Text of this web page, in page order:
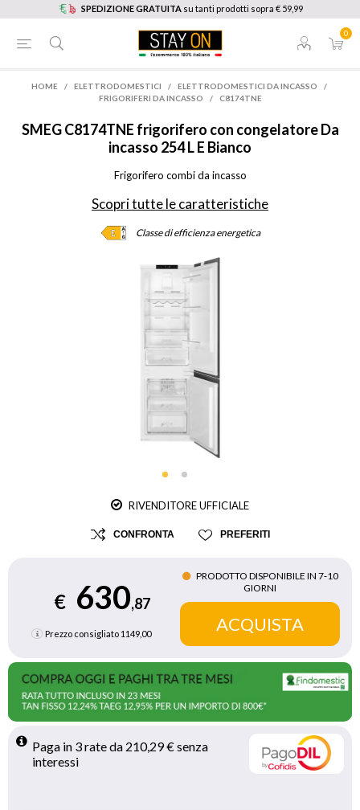
SPEDIZIONE GRATUITA su tanti prodotti sopra € 59,99
0
HOME / ELETTRODOMESTICI / ELETTRODOMESTICI DA INCASSO
/
FRIGORIFERI DA INCASSO
/ C8174TNE
SMEG C8174TNE frigorifero con congelatore Da
incasso 254 L E Bianco
Frigorifero combi da incasso
Scopri tutte le caratteristiche
Classe di efficienza energetica
RIVENDITORE UFFICIALE
CONFRONTA PREFERITI
€ 630,87
Prezzo consigliato 1149,00
PRODOTTO DISPONIBILE IN 7‑10
GIORNI
Paga in 3 rate da 210,29 € senza
interessi